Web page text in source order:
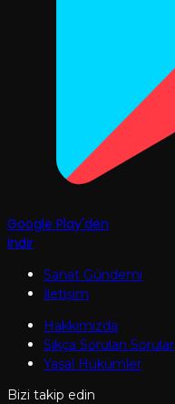
Google Play'den
İndir
Sanat Gündemi
İletişim
Hakkımızda
Sıkça Sorulan Sorular
Yasal Hükümler
Bizi takip edin